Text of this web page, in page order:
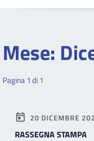
Mese:
Pagina 1 di 1
20 DICEMBRE
RASSEGNA STAMPA